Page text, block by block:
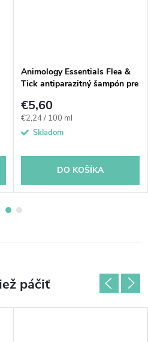
Animology Essentials Flea &
Tick antiparazitný šampón pre
€5,60
Jednotková
cena:
€2,24 / 100 ml
Skladom
DO KOŠÍKA